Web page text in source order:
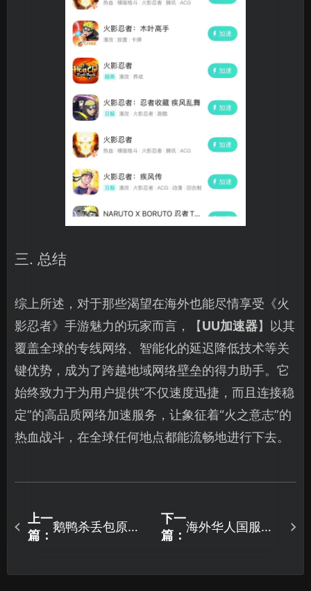
三. 总结
综上所述，对于那些渴望在海外也能尽情享受《火
影忍者》手游魅力的玩家而言，【UU加速器】以其
覆盖全球的专线网络、智能化的延迟降低技术等关
键优势，成为了跨越地域网络壁垒的得力助手。它
始终致力于为用户提供“不仅速度迅捷，而且连接稳
定”的高品质网络加速服务，让象征着“火之意志”的
热血战斗，在全球任何地点都能流畅地进行下去。
上一
篇：
鹅鸭杀丢包原因
下一
篇：
海外华人国服加